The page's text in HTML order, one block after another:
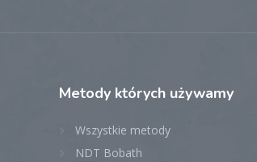
Metody których używamy
Wszystkie metody
NDT Bobath